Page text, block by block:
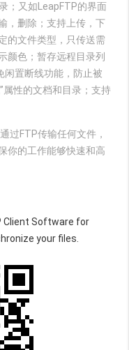
；又如LeapFTP的界面
，删除；支持上传，下
的文件类型，只传送需
颜色；暂存远程目录列
闲置断线功能，防止被
属性的文档和目录；支持
过FTP传输任何文件，
你的工作能够快速和高
Client Software for
your files.